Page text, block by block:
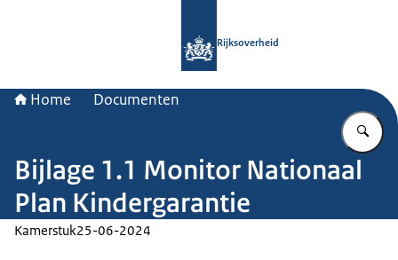
Rijksoverheid
Home Documenten
Bijlage 1.1 Monitor Nationaal
Plan Kindergarantie
Kamerstuk25-06-2024